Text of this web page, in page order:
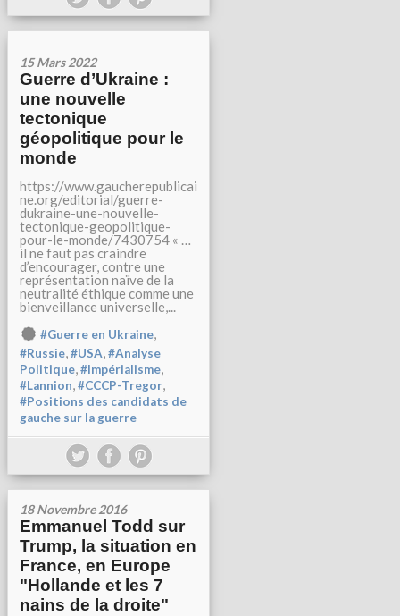
15 Mars 2022
Guerre d’Ukraine :
une nouvelle
tectonique
géopolitique pour le
monde
https://www.gaucherepublicai
ne.org/editorial/guerre-
dukraine-une-nouvelle-
tectonique-geopolitique-
pour-le-monde/7430754 « …
il ne faut pas craindre
d’encourager, contre une
représentation naïve de la
neutralité éthique comme une
bienveillance universelle,...
#Guerre en Ukraine,
#Russie,#USA,#Analyse
Politique,#Impérialisme,
#Lannion,#CCCP-Tregor,
#Positions des candidats de
gauche sur la guerre
18 Novembre 2016
Emmanuel Todd sur
Trump, la situation en
France, en Europe
"Hollande et les 7
nains de la droite"